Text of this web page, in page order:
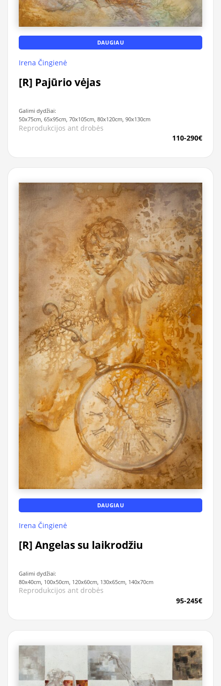
DAUGIAU
Irena Čingienė
[R] Pajūrio vėjas
Galimi dydžiai:
50x75cm, 65x95cm, 70x105cm, 80x120cm, 90x130cm
Reprodukcijos ant drobės
110-290€
DAUGIAU
Irena Čingienė
[R] Angelas su laikrodžiu
Galimi dydžiai:
80x40cm, 100x50cm, 120x60cm, 130x65cm, 140x70cm
Reprodukcijos ant drobės
95-245€